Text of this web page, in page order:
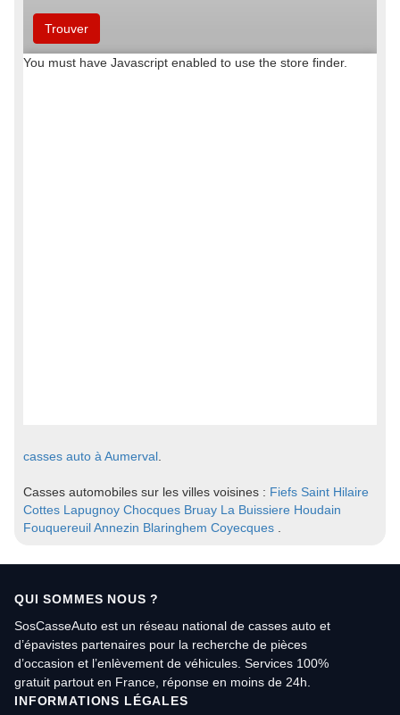
casses auto à Aumerval
Casses automobiles sur les villes voisines : Fiefs Saint Hilaire
Cottes Lapugnoy Chocques Bruay La Buissiere Houdain
FouquereuilAnnezin Blaringhem Coyecques
QUI SOMMES NOUS ?
SosCasseAuto est un réseau national de casses auto et
d’épavistes partenaires pour la recherche de pièces
d’occasion et l’enlèvement de véhicules. Services 100%
gratuit partout en France, réponse en moins de 24h.
INFORMATIONS LÉGALES